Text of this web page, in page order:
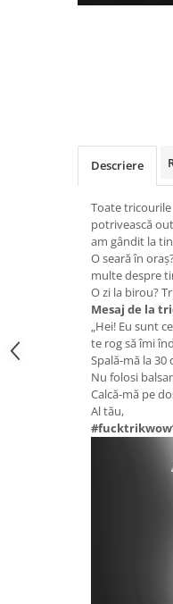
Descriere
Toate
potrivească
am gândit la
O seară în
multe despre
O zi la birou?
Mesaj de la
„Hei! Eu sunt
te rog să îmi
Spală-mă la 30
Nu folosi
Calcă-mă pe
Al tău,